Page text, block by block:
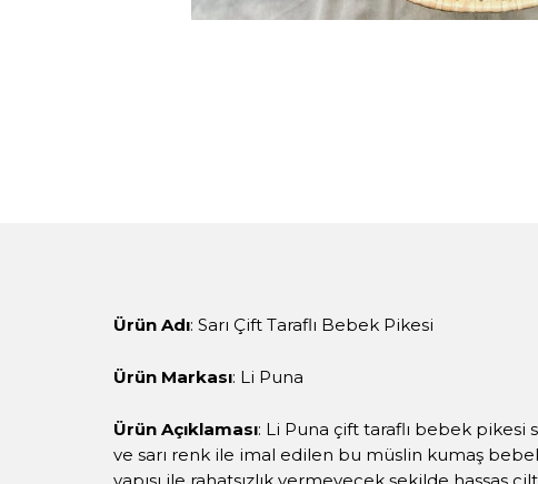
Ürün Adı: Sarı Çift Taraflı Bebek Pikesi
Ürün Markası: Li Puna
Ürün Açıklaması: Li Puna çift taraflı bebek pikesi
ve sarı renk ile imal edilen bu müslin kumaş
yapısı ile rahatsızlık vermeyecek şekilde hassas